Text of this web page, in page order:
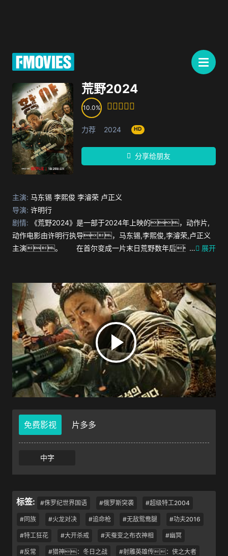
荒野2024
10.0
力荐 2024 HD
分享给朋友
主演: 马东锡 李熙俊 李濬荣 卢正义
导演: 许明行
剧情: 《荒野2024》是一部于2024年上映的，动作片,
动作电影由许明行执导，马东锡,李熙俊,李濬荣,卢正义
主演。 在首尔变成一片末日荒野数年后，一名
… 展开
免费影视 片多多
中字
标签: #侏罗纪世界国语 #俄罗斯突袭 #超级特工2004
#同族 #火龙对决 #追命枪 #无敌鸳鸯腿 #功夫2016
#特工狂花 #大开杀戒 #天蚕变之布衣神相 #幽冥
#反常 #猎神：冬日之战 #射雕英雄传：侠之大者